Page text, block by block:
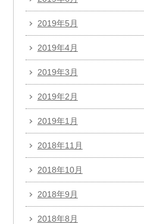
2019年5月
2019年4月
2019年3月
2019年2月
2019年1月
2018年11月
2018年10月
2018年9月
2018年8月